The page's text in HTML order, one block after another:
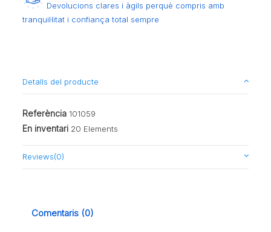
Devolucions clares i àgils perquè compris amb
tranquil·litat i confiança total sempre
Detalls del producte
Referència 101059
En inventari 20 Elements
Reviews(0)
Comentaris (0)